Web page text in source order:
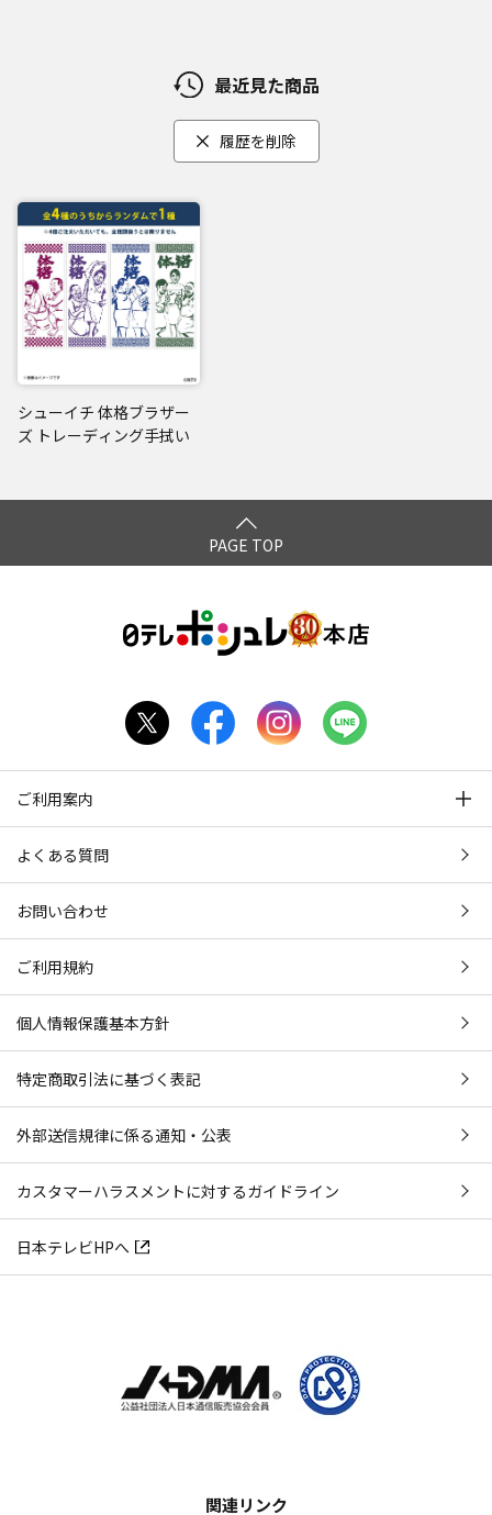
最近見た商品
履歴を削除
シューイチ 体格ブラザー
ズ トレーディング手拭い
PAGE TOP
ご利用案内
よくある質問
お問い合わせ
ご利用規約
個人情報保護基本方針
特定商取引法に基づく表記
外部送信規律に係る通知・公表
カスタマーハラスメントに対するガイドライン
日本テレビHPへ
関連リンク